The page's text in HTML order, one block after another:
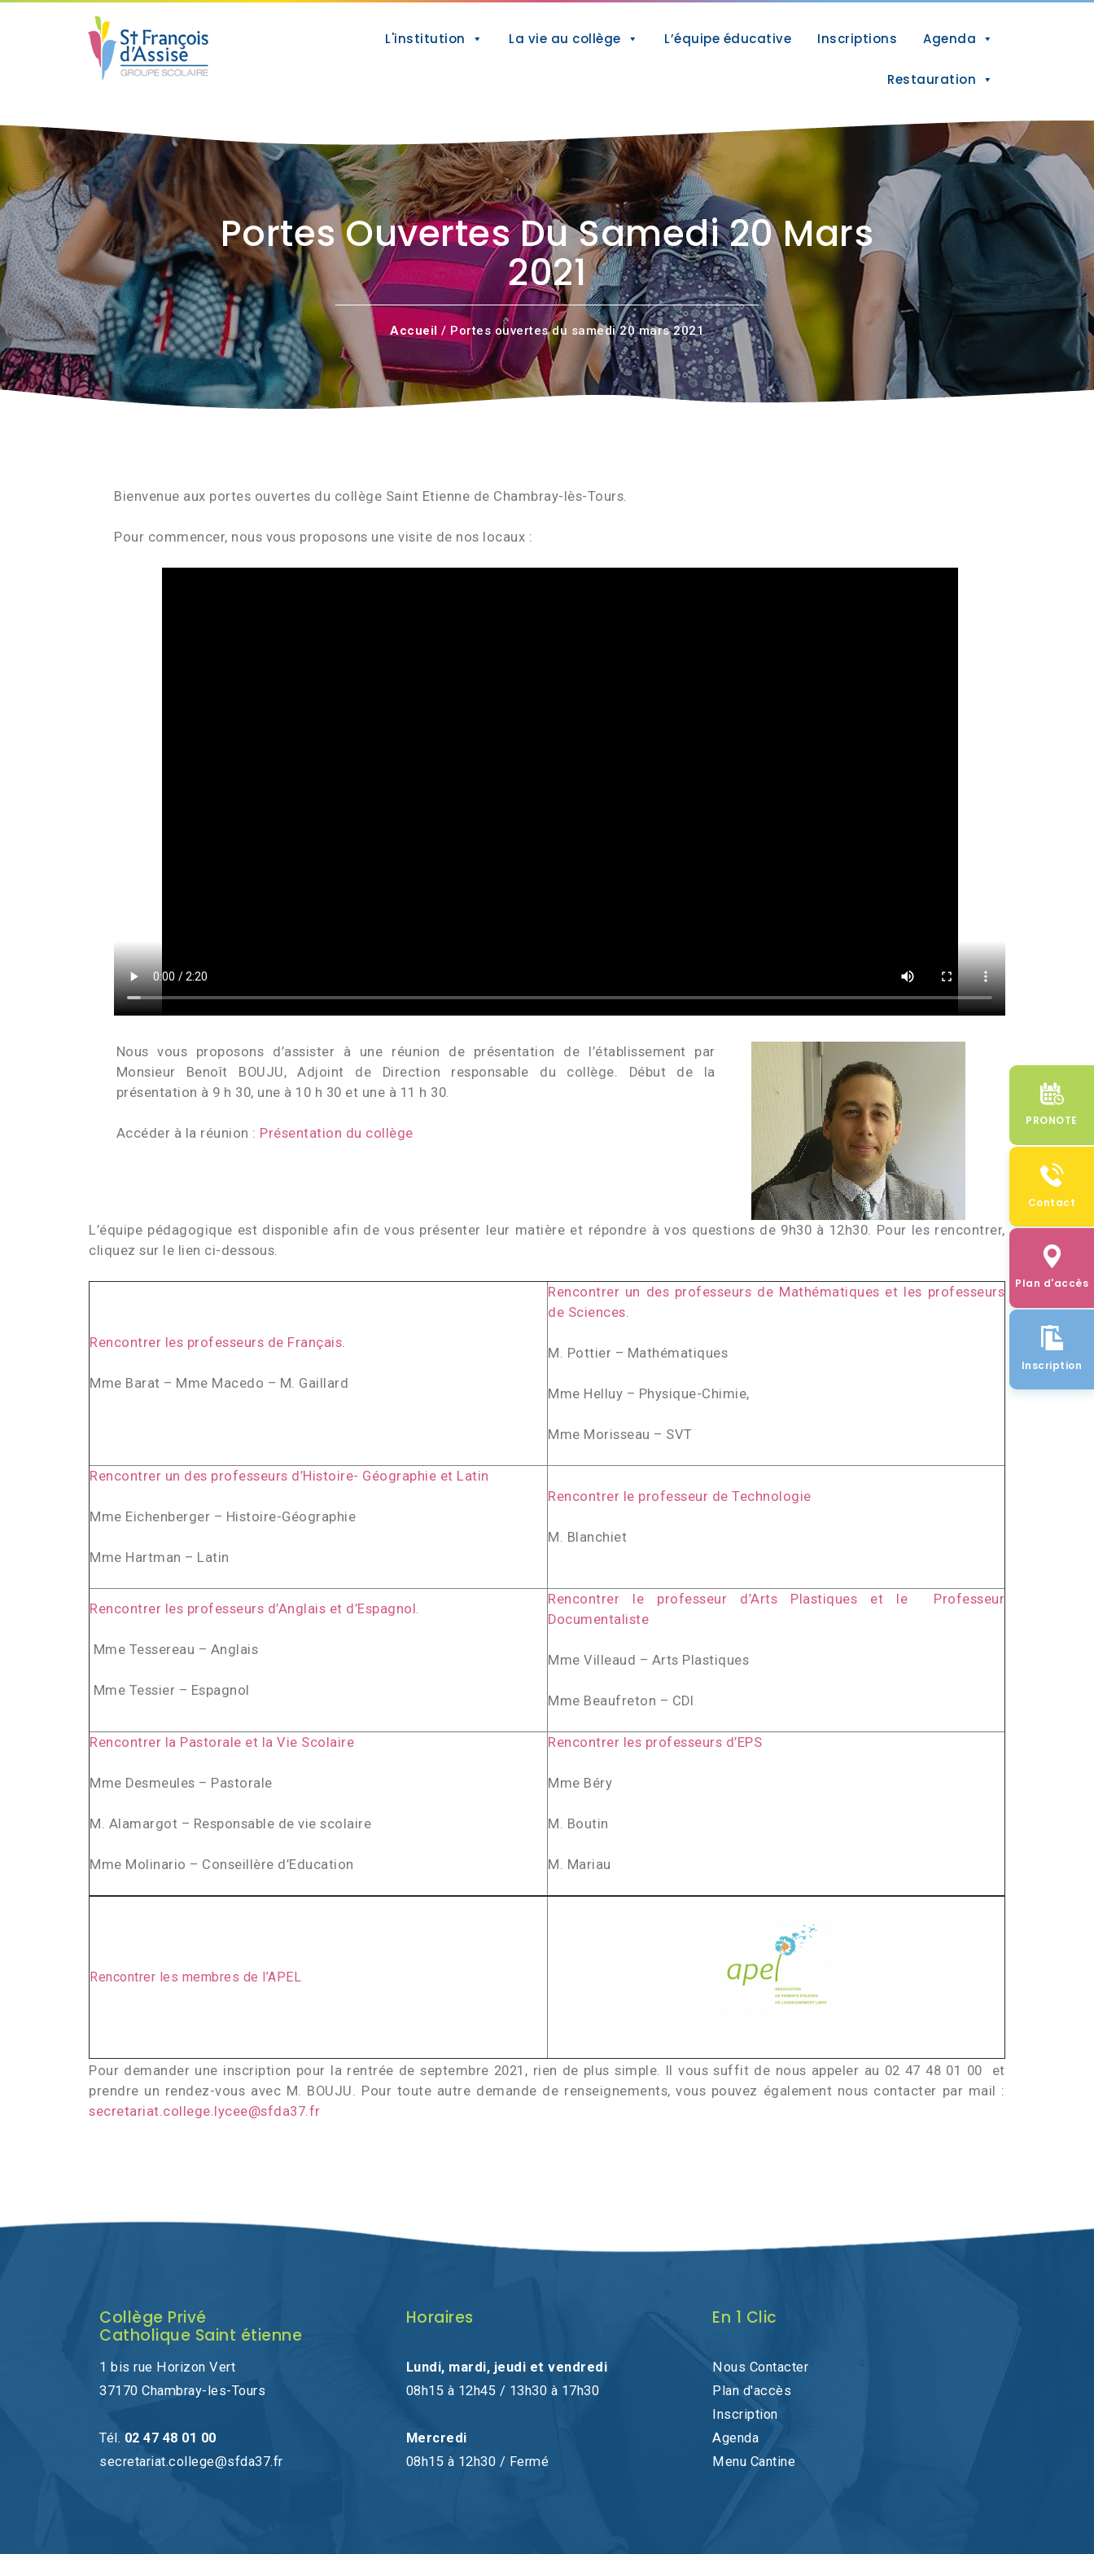
PRONOTE
Contact
Plan d'accès
Inscription
L'institution La vie au collège L’équipe éducative Inscriptions Agenda
Restauration
Portes Ouvertes Du Samedi 20 Mars
2021
Accueil / Portes ouvertes du samedi 20 mars 2021
Bienvenue aux portes ouvertes du collège Saint Etienne de Chambray-lès-Tours.
Pour commencer, nous vous proposons une visite de nos locaux :
Nous vous proposons d’assister à une réunion de présentation de l’établissement par
Monsieur Benoît BOUJU, Adjoint de Direction responsable du collège. Début de la
présentation à 9 h 30, une à 10 h 30 et une à 11 h 30.
Accéder à la réunion : Présentation du collège
L’équipe pédagogique est disponible afin de vous présenter leur matière et répondre à vos questions de 9h30 à 12h30. Pour les rencontrer,
cliquez sur le lien ci-dessous.
Rencontrer les professeurs de Français.
Mme Barat – Mme Macedo – M. Gaillard
Rencontrer un des professeurs de Mathématiques et les professeurs
de Sciences.
M. Pottier – Mathématiques
Mme Helluy – Physique-Chimie,
Mme Morisseau – SVT
Rencontrer un des professeurs d’Histoire- Géographie et Latin
Mme Eichenberger – Histoire-Géographie
Mme Hartman – Latin
Rencontrer le professeur de Technologie
M. Blanchiet
Rencontrer les professeurs d’Anglais et d’Espagnol.
Mme Tessereau – Anglais
Mme Tessier – Espagnol
Rencontrer le professeur d’Arts Plastiques et le Professeur
Documentaliste
Mme Villeaud – Arts Plastiques
Mme Beaufreton – CDI
Rencontrer la Pastorale et la Vie Scolaire
Mme Desmeules – Pastorale
M. Alamargot – Responsable de vie scolaire
Mme Molinario – Conseillère d’Education
Rencontrer les professeurs d’EPS
Mme Béry
M. Boutin
M. Mariau
Rencontrer les membres de l’APEL
Pour demander une inscription pour la rentrée de septembre 2021, rien de plus simple. Il vous suffit de nous appeler au 02 47 48 01 00 et
prendre un rendez-vous avec M. BOUJU. Pour toute autre demande de renseignements, vous pouvez également nous contacter par mail :
secretariat.college.lycee@sfda37.fr
Collège Privé
Catholique Saint étienne
1 bis rue Horizon Vert
37170 Chambray-les-Tours
Tél. 02 47 48 01 00
secretariat.college@sfda37.fr
Horaires
Lundi, mardi, jeudi et vendredi
08h15 à 12h45 / 13h30 à 17h30
Mercredi
08h15 à 12h30 / Fermé
En 1 Clic
Nous Contacter
Plan d'accès
Inscription
Agenda
Menu Cantine